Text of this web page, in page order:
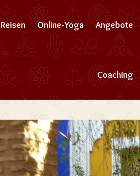
Reisen Online-Yoga Angebote
Coaching